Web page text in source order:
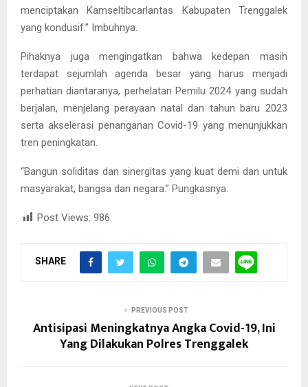
menciptakan Kamseltibcarlantas Kabupaten Trenggalek
yang kondusif.” Imbuhnya.
Pihaknya juga mengingatkan bahwa kedepan masih
terdapat sejumlah agenda besar yang harus menjadi
perhatian diantaranya, perhelatan Pemilu 2024 yang sudah
berjalan, menjelang perayaan natal dan tahun baru 2023
serta akselerasi penanganan Covid-19 yang menunjukkan
tren peningkatan.
“Bangun soliditas dan sinergitas yang kuat demi dan untuk
masyarakat, bangsa dan negara.” Pungkasnya.
Post Views: 986
SHARE
PREVIOUS POST
Antisipasi Meningkatnya Angka Covid-19, Ini
Yang Dilakukan Polres Trenggalek